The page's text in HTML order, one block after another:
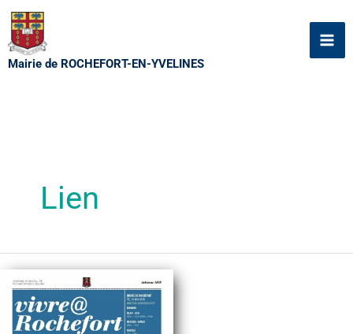
Aller
au
contenu
Mairie de ROCHEFORT-EN-YVELINES
Lien